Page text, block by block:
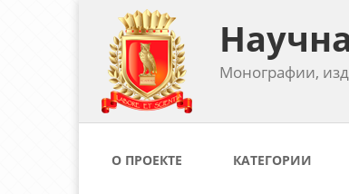
Монографии,
О ПРОЕКТЕ КАТЕГОРИИ